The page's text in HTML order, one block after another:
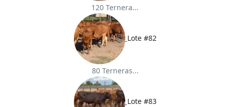
120 Ternera...
Lote #82
80 Terneras...
Lote #83